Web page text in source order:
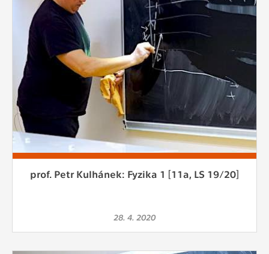
prof. Petr Kulhánek: Fyzika 1 [11a, LS 19/20]
28. 4. 2020